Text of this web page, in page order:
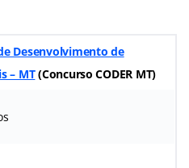
Desenvolvimento de
– MT(Concurso CODER MT)